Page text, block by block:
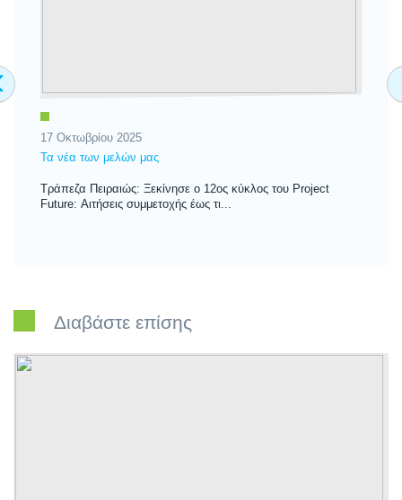
17 Οκτωβρίου 2025
Τα νέα των μελών μας
Τράπεζα Πειραιώς: Ξεκίνησε ο 12ος κύκλος του Project
Future: Αιτήσεις συμμετοχής έως τι...
Διαβάστε επίσης